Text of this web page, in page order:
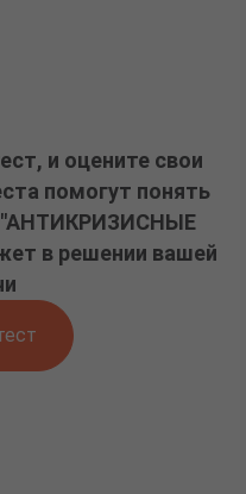
и оцените свои
помогут понять
"АНТИКРИЗИСНЫЕ
в решении вашей